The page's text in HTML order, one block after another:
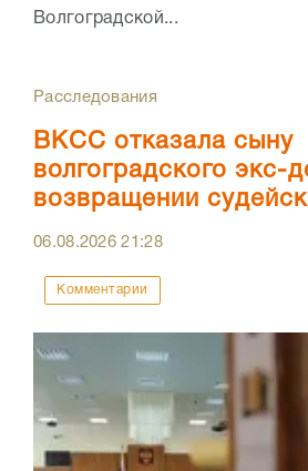
Волгоградской...
Расследования
ВКСС отказала сыну
волгоградского экс-
возвращении
06.08.202621:28
Комментарии